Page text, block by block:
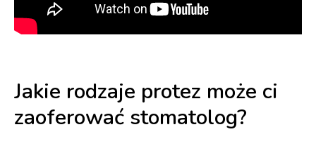
Jakie rodzaje protez może ci
zaoferować stomatolog?